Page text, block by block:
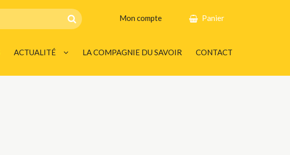
Mon compte Panier
ACTUALITÉ
LES INFOS
LA COMPAGNIE DU SAVOIR CONTACT